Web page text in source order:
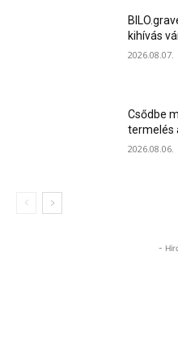
kihívás
2026.08.07.
Csődbe
termelés
2026.08.06.
-